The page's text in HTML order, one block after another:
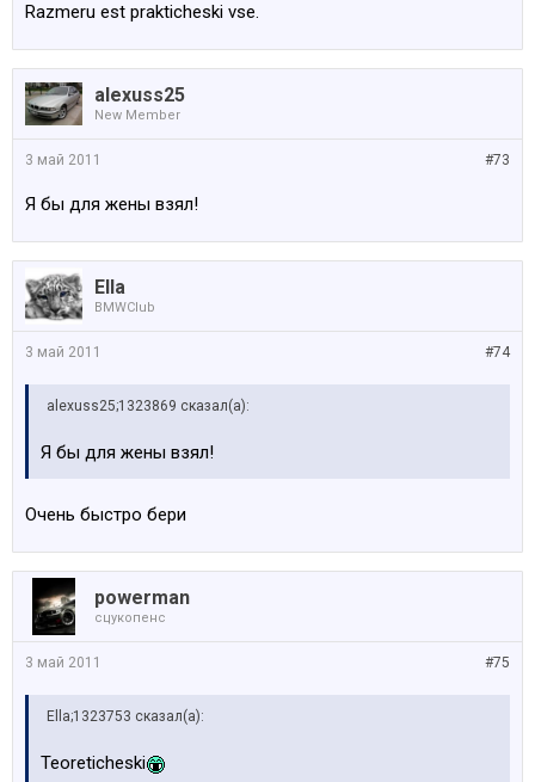
Razmeru est prakticheski vse.
alexuss25
New Member
#73
3 май 2011
Я бы для жены взял!
Ella
BMWClub
#74
3 май 2011
alexuss25;1323869 сказал(а):
Я бы для жены взял!
Очень быстро бери
powerman
сцукопенс
#75
3 май 2011
Ella;1323753 сказал(а):
Teoreticheski